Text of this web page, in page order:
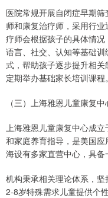
医院常规开展自闭症早期
师和康复治疗师，采用行
疗师会根据孩子的具体情
语言、社交、认知等基础
式，帮助孩子逐步提升相关
定期举办基础家长培训课程。
（三）上海雅恩儿童康复中
上海雅恩儿童康复中心成
和家庭养育指导，是美国
海设有多家直营中心，具备
机构秉承相关理论体系，
2-8岁特殊需求儿童提供个